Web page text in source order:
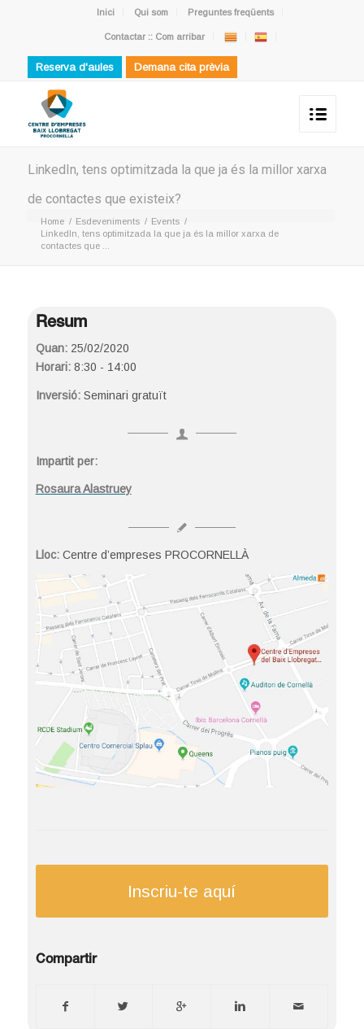
Inici Qui som Preguntes freqüents
Contactar :: Com arribar
Reserva d'aules Demana cita prèvia
LinkedIn, tens optimitzada la que ja és la millor xarxa
de contactes que existeix?
Home / Esdeveniments / Events /
LinkedIn, tens optimitzada la que ja és la millor xarxa de
contactes que ...
Resum
Quan:25/02/2020
Horari:8:30 - 14:00
Inversió: Seminari gratuït
Impartit per:
Rosaura Alastruey
Lloc:Centre d’empreses PROCORNELLÀ
Inscriu-te aquí
Compartir